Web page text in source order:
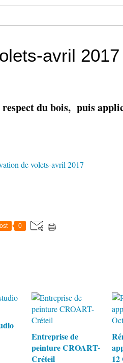
avril 2017
du bois, puis
0
Entreprise de
peinture CROART-
Créteil
12